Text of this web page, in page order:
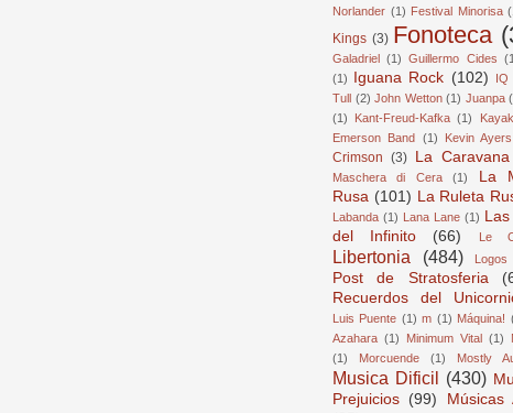
Norlander (1) Festival Minorisa
Kings (3) Fonoteca
Galadriel (1) Guillermo Cides
(1) Iguana Rock (102) IQ
Tull (2) John Wetton (1) Juanpa
(1)
Kant-Freud-Kafka (1) Kayak
Emerson Band (1) Kevin Ayers
Crimson (3) La Caravana
Maschera di Cera
(1)
La
Rusa (101) La Ruleta
Labanda (1) Lana Lane (1)
del Infinito
(66) Le
Libertonia (484) Logos
Post de Stratosferia
Recuerdos del
Luis Puente (1) m (1) Máquina!
Azahara (1) Minimum Vital (1)
(1)
Morcuende (1) Mostly
Musica Dificil (430)
Prejuicios (99)
Músicas